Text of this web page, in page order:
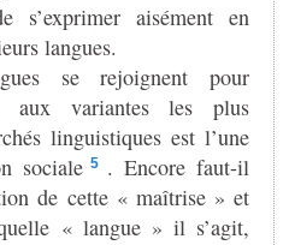
s’exprimer aisément en
langues.
se rejoignent pour
aux variantes les plus
linguistiques est l’une
sociale5 . Encore faut-il
de cette « maîtrise » et
« langue » il s’agit,